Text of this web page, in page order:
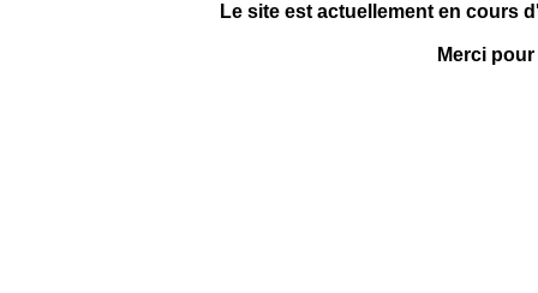
Le site est actuellement en cours
Merci